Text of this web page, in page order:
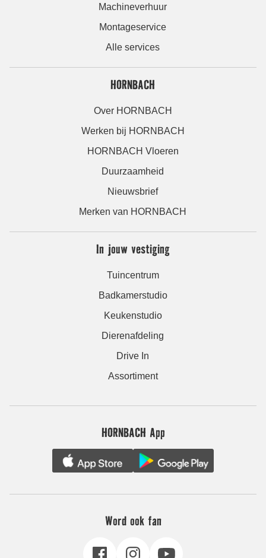
Machineverhuur
Montageservice
Alle services
HORNBACH
Over HORNBACH
Werken bij HORNBACH
HORNBACH Vloeren
Duurzaamheid
Nieuwsbrief
Merken van HORNBACH
In jouw vestiging
Tuincentrum
Badkamerstudio
Keukenstudio
Dierenafdeling
Drive In
Assortiment
HORNBACH App
Word ook fan